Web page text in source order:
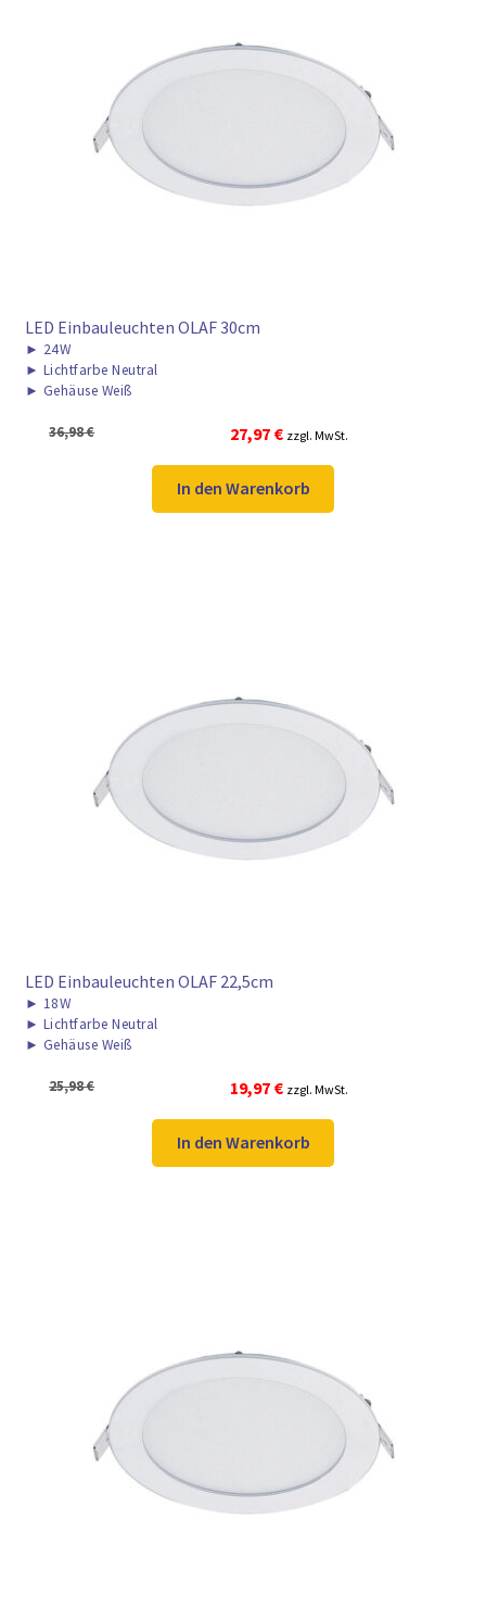
LED Einbauleuchten OLAF 30cm
► 24W
► Lichtfarbe Neutral
► Gehäuse Weiß
36,98€
Ursprünglicher
war:
36,98 €
27,97 €Aktueller
ist:
27,97 €.
zzgl. MwSt.
In den Warenkorb
LED Einbauleuchten OLAF 22,5cm
► 18W
► Lichtfarbe Neutral
► Gehäuse Weiß
25,98€
Ursprünglicher
war:
25,98 €
19,97 €Aktueller
ist:
19,97 €.
zzgl. MwSt.
In den Warenkorb